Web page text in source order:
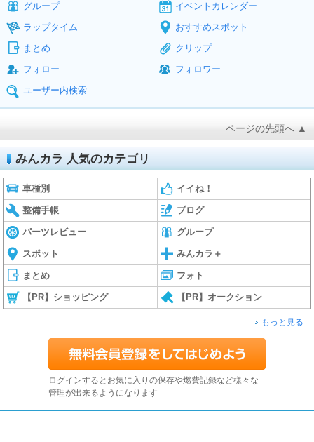
グループ
イベントカレンダー
ラップタイム
おすすめスポット
まとめ
クリップ
フォロー
フォロワー
ユーザー内検索
ページの先頭へ ▲
みんカラ 人気のカテゴリ
車種別 イイね！
整備手帳 ブログ
パーツレビュー グループ
スポット みんカラ＋
まとめ フォト
【PR】ショッピング 【PR】オークション
もっと見る
ログインするとお気に入りの保存や燃費記録など様々な
管理が出来るようになります